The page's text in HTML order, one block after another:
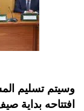
وسيتم تسليم
افتتاحه بداية صيف